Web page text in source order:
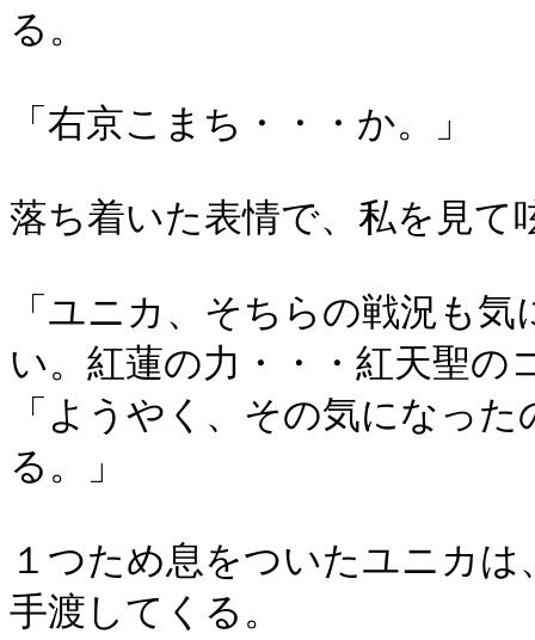
る。
「右京こまち・・・か。」
落ち着いた表情で、私を見て
「ユニカ、そちらの戦況も
い。紅蓮の力・・・紅天聖の
「ようやく、その気になっ
る。」
１つため息をついたユニカ
手渡してくる。